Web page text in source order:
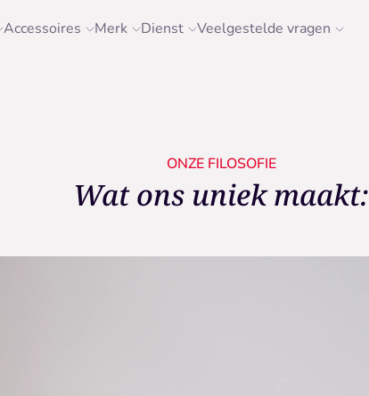
Accessoires Merk Dienst Veelgestelde vragen
ONZE FILOSOFIE
Wat ons uniek maakt: